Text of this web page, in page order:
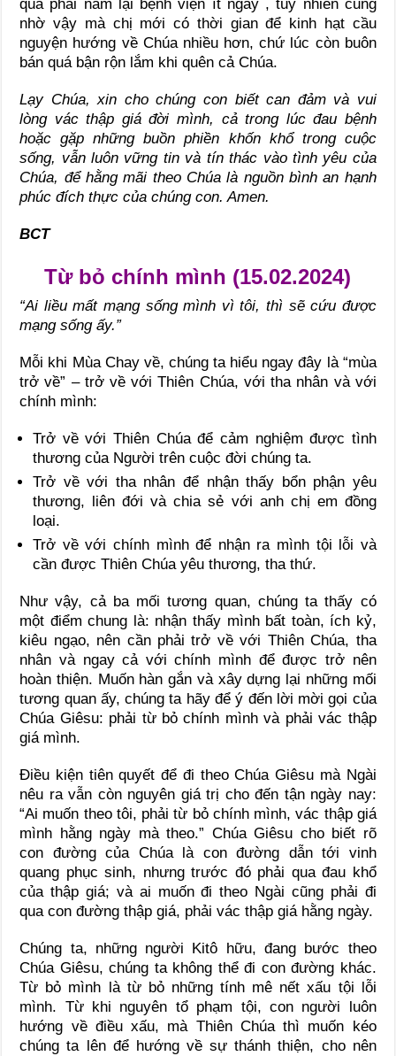
quá phải nằm lại bệnh viện ít ngày , tuy nhiên cũng
nhờ vậy mà chị mới có thời gian để kinh hạt cầu
nguyện hướng về Chúa nhiều hơn, chứ lúc còn buôn
bán quá bận rộn lắm khi quên cả Chúa.
Lạy Chúa, xin cho chúng con biết can đảm và vui
lòng vác thập giá đời mình, cả trong lúc đau bệnh
hoặc gặp những buồn phiền khốn khổ trong cuộc
sống, vẫn luôn vững tin và tín thác vào tình yêu của
Chúa, để hằng mãi theo Chúa là nguồn bình an hạnh
phúc đích thực của chúng con. Amen.
BCT
Từ bỏ chính mình (15.02.2024)
“Ai liều mất mạng sống mình vì tôi, thì sẽ cứu được
mạng sống ấy.”
Mỗi khi Mùa Chay về, chúng ta hiểu ngay đây là “mùa
trở về” – trở về với Thiên Chúa, với tha nhân và với
chính mình:
Trở về với Thiên Chúa để cảm nghiệm được tình
thương của Người trên cuộc đời chúng ta.
Trở về với tha nhân để nhận thấy bổn phận yêu
thương, liên đới và chia sẻ với anh chị em đồng
loại.
Trở về với chính mình để nhận ra mình tội lỗi và
cần được Thiên Chúa yêu thương, tha thứ.
Như vậy, cả ba mối tương quan, chúng ta thấy có
một điểm chung là: nhận thấy mình bất toàn, ích kỷ,
kiêu ngạo, nên cần phải trở về với Thiên Chúa, tha
nhân và ngay cả với chính mình để được trở nên
hoàn thiện. Muốn hàn gắn và xây dựng lại những mối
tương quan ấy, chúng ta hãy để ý đến lời mời gọi của
Chúa Giêsu: phải từ bỏ chính mình và phải vác thập
giá mình.
Điều kiện tiên quyết để đi theo Chúa Giêsu mà Ngài
nêu ra vẫn còn nguyên giá trị cho đến tận ngày nay:
“Ai muốn theo tôi, phải từ bỏ chính mình, vác thập giá
mình hằng ngày mà theo.” Chúa Giêsu cho biết rõ
con đường của Chúa là con đường dẫn tới vinh
quang phục sinh, nhưng trước đó phải qua đau khổ
của thập giá; và ai muốn đi theo Ngài cũng phải đi
qua con đường thập giá, phải vác thập giá hằng ngày.
Chúng ta, những người Kitô hữu, đang bước theo
Chúa Giêsu, chúng ta không thể đi con đường khác.
Từ bỏ mình là từ bỏ những tính mê nết xấu tội lỗi
mình. Từ khi nguyên tổ phạm tội, con người luôn
hướng về điều xấu, mà Thiên Chúa thì muốn kéo
chúng ta lên để hướng về sự thánh thiện, cho nên